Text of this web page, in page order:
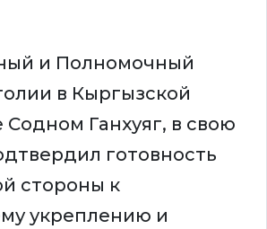
и Полномочный
в Кыргызской
Содном Ганхуяг, в свою
готовность
стороны к
укреплению и